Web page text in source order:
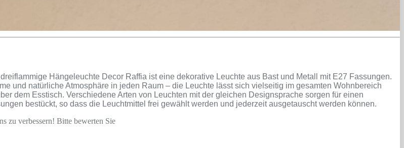
Hängeleuchte Decor Raffia ist eine dekorative Leuchte aus Bast und Metall mit E27 Fassungen.
und natürliche Atmosphäre in jeden Raum – die Leuchte lässt sich vielseitig im gesamten Wohnbereich
dem Esstisch. Verschiedene Arten von Leuchten mit der gleichen Designsprache sorgen für einen
bestückt, so dass die Leuchtmittel frei gewählt werden und jederzeit ausgetauscht werden können.
zu verbessern! Bitte bewerten Sie